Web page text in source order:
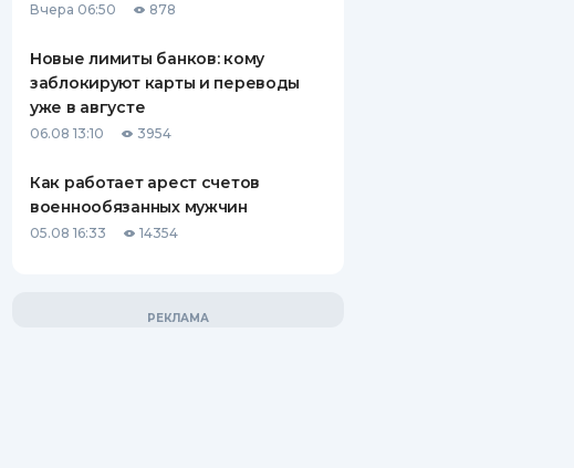
Вчера 06:50 878
Новые лимиты банков: кому
заблокируют карты и переводы
уже в августе
06.08 13:10 3954
Как работает арест счетов
военнообязанных мужчин
05.08 16:33 14354